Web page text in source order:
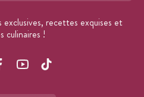
recettes exquises et
culinaires !